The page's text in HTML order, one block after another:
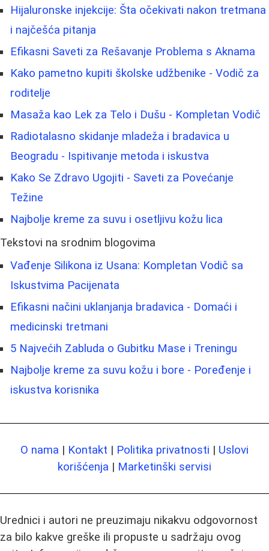
Hijaluronske injekcije: Šta očekivati nakon tretmana
i najčešća pitanja
Efikasni Saveti za Rešavanje Problema s Aknama
Kako pametno kupiti školske udžbenike - Vodič za
roditelje
Masaža kao Lek za Telo i Dušu - Kompletan Vodič
Radiotalasno skidanje mladeža i bradavica u
Beogradu - Ispitivanje metoda i iskustva
Kako Se Zdravo Ugojiti - Saveti za Povećanje
Težine
Najbolje kreme za suvu i osetljivu kožu lica
Tekstovi na srodnim blogovima
Vađenje Silikona iz Usana: Kompletan Vodič sa
Iskustvima Pacijenata
Efikasni načini uklanjanja bradavica - Domaći i
medicinski tretmani
5 Najvećih Zabluda o Gubitku Mase i Treningu
Najbolje kreme za suvu kožu i bore - Poređenje i
iskustva korisnika
O nama | Kontakt | Politika privatnosti | Uslovi
korišćenja | Marketinški servisi
Urednici i autori ne preuzimaju nikakvu odgovornost
za bilo kakve greške ili propuste u sadržaju ovog